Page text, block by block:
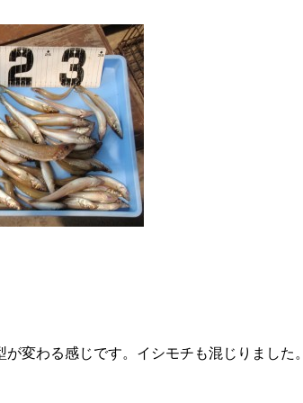
変わる感じです。イシモチも混じりました。